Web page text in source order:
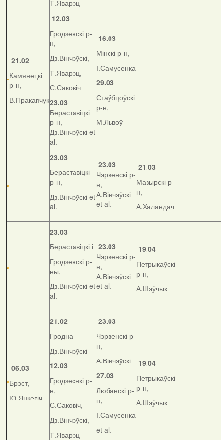
Т.Яварэц
21.02
Камянецкі
р-н,
В.Пракапчук
12.03
Гродзенскі р-
н,
Дз.Вінчэўскі,
Т.Яварэц,
С.Саковіч
23.03
Бераставіцкі
р-н,
Дз.Вінчэўскі et
al.
16.03
Мінскі р-н,
І.Самусенка
29.03
Стаўбцоўскі
р-н,
М.Львоў
23.03
Бераставіцкі
р-н,
Дз.Вінчэўскі et
al.
23.03
Чэрвенскі р-
н,
А.Вінчэўскі
et al.
21.03
Мазырскі р-
н,
А.Халандач
23.03
Бераставіцкі і
Гродзенскі р-
ны,
Дз.Вінчэўскі et
al.
23.03
Чэрвенскі р-
н,
А.Вінчэўскі
et al.
19.04
Петрыкаўскі
р-н,
А.Шэўчык
06.03
Брэст,
Ю.Янкевіч
21.02
Гродна,
Дз.Вінчэўскі
12.03
Гродзеснкі р-
н,
С.Саковіч,
Дз.Вінчэўскі,
Т.Яварэц
23.03
Чэрвенскі р-
н,
А.Вінчэўскі
27.03
Любанскі р-
н,
І.Самусенка
et al.
19.04
Петрыкаўскі
р-н,
А.Шэўчык